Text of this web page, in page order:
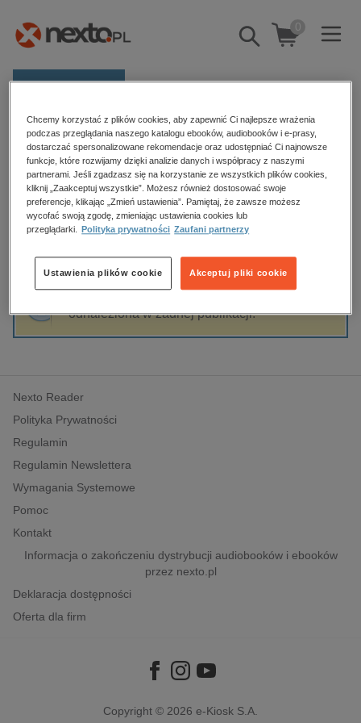
Pokaż/schowaj
wyszukiwarkę
0
E-prasa
Kategorie
Zobacz wszystkie E-prasa
budownictwo, aranżacja wnętrz
biznesowe, branżowe, gospodarka
edukacja
hobby, sport, rozrywka
komputery, internet, technologie, informatyka
polityka, społeczno-informacyjne
psychologiczne
inne
popularno-naukowe
historia
Strona główna Tomasz Basiuk
Tomasz Basiuk
Sortowanie Filtrowanie
odnaleziona w żadnej publikacji.
Nexto Reader
Polityka Prywatności
Regulamin
Regulamin Newslettera
Wymagania Systemowe
Pomoc
Kontakt
Informacja o zakończeniu dystrybucji audiobooków i ebooków
przez nexto.pl
Deklaracja dostępności
Oferta dla firm
Copyright © 2026 e-Kiosk S.A.
Chcemy korzystać z plików cookies, aby zapewnić Ci najlepsze wrażenia
podczas przeglądania naszego katalogu ebooków, audiobooków i e-prasy,
dostarczać spersonalizowane rekomendacje oraz udostępniać Ci najnowsze
funkcje, które rozwijamy dzięki analizie danych i współpracy z naszymi
partnerami. Jeśli zgadzasz się na korzystanie ze wszystkich plików cookies,
kliknij „Zaakceptuj wszystkie”. Możesz również dostosować swoje
preferencje, klikając „Zmień ustawienia”. Pamiętaj, że zawsze możesz
wycofać swoją zgodę, zmieniając ustawienia cookies lub
przeglądarki.
Polityka prywatności Zaufani partnerzy
Akceptuj pliki cookie
Ustawienia plików cookie